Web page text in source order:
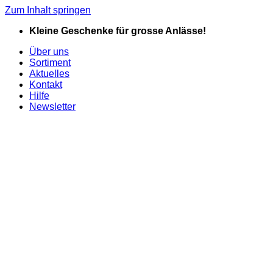
Zum Inhalt springen
Kleine Geschenke für grosse Anlässe!
Über uns
Sortiment
Aktuelles
Kontakt
Hilfe
Newsletter